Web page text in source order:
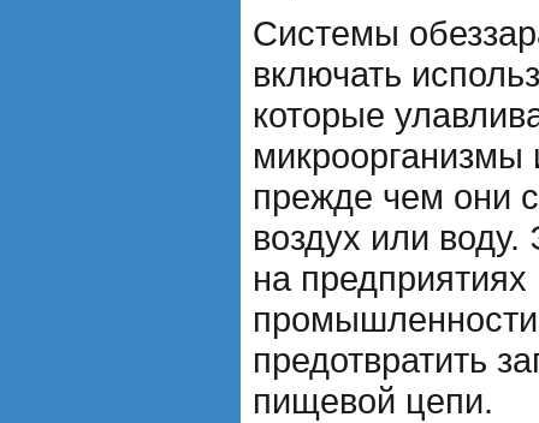
Системы
включать
которые
прежде чем они
воздух или
на
предотвратить
пищевой цепи.